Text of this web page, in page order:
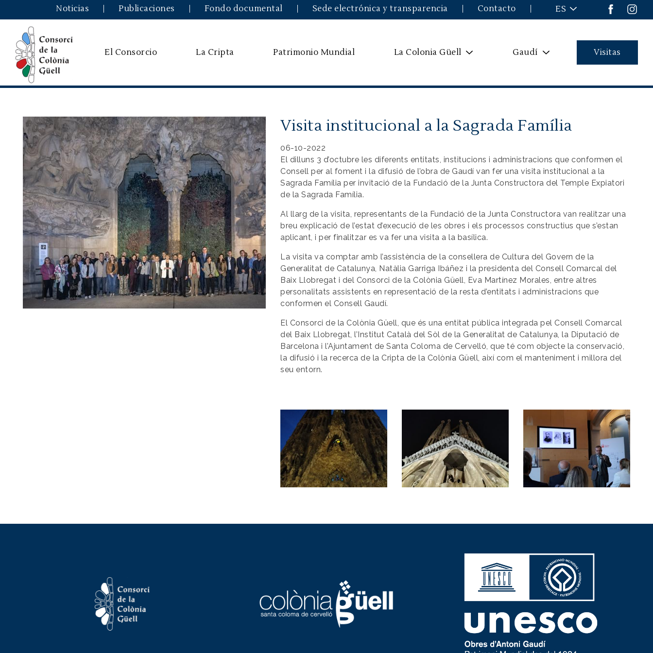
Pasar al contenido principal
Noticias Publicaciones Fondo documental Sede electrónica y transparencia Contacto ES
El Consorcio La Cripta Patrimonio Mundial La Colonia Güell Gaudí Visitas
Visita institucional a la Sagrada Família
06-10-2022
El dilluns 3 d’octubre les diferents entitats, institucions i administracions que conformen el
Consell per al foment i la difusió de l’obra de Gaudí van fer una visita institucional a la
Sagrada Família per invitació de la Fundació de la Junta Constructora del Temple Expiatori
de la Sagrada Família.
Al llarg de la visita, representants de la Fundació de la Junta Constructora van realitzar una
breu explicació de l’estat d’execució de les obres i els processos constructius que s’estan
aplicant, i per finalitzar es va fer una visita a la basílica.
La visita va comptar amb l’assistència de la consellera de Cultura del Govern de la
Generalitat de Catalunya, Natàlia Garriga Ibáñez i la presidenta del Consell Comarcal del
Baix Llobregat i del Consorci de la Colònia Güell, Eva Martínez Morales, entre altres
personalitats assistents en representació de la resta d’entitats i administracions que
conformen el Consell Gaudí.
El Consorci de la Colònia Güell, que és una entitat pública integrada pel Consell Comarcal
del Baix Llobregat, l’Institut Català del Sòl de la Generalitat de Catalunya, la Diputació de
Barcelona i l’Ajuntament de Santa Coloma de Cervelló, que té com objecte la conservació,
la difusió i la recerca de la Cripta de la Colònia Güell, així com el manteniment i millora del
seu entorn.
Imagen